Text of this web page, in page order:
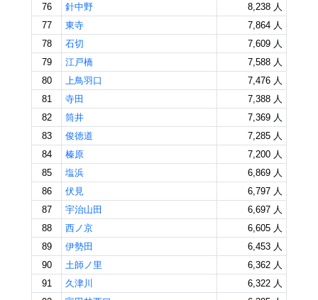
76
針中野
8,238 人
77
東寺
7,864 人
78
石切
7,609 人
79
江戸橋
7,588 人
80
上鳥羽口
7,476 人
81
寺田
7,388 人
82
筒井
7,369 人
83
俊徳道
7,285 人
84
榛原
7,200 人
85
塩浜
6,869 人
86
伏見
6,797 人
87
宇治山田
6,697 人
88
西ノ京
6,605 人
89
伊勢田
6,453 人
90
土師ノ里
6,362 人
91
久津川
6,322 人